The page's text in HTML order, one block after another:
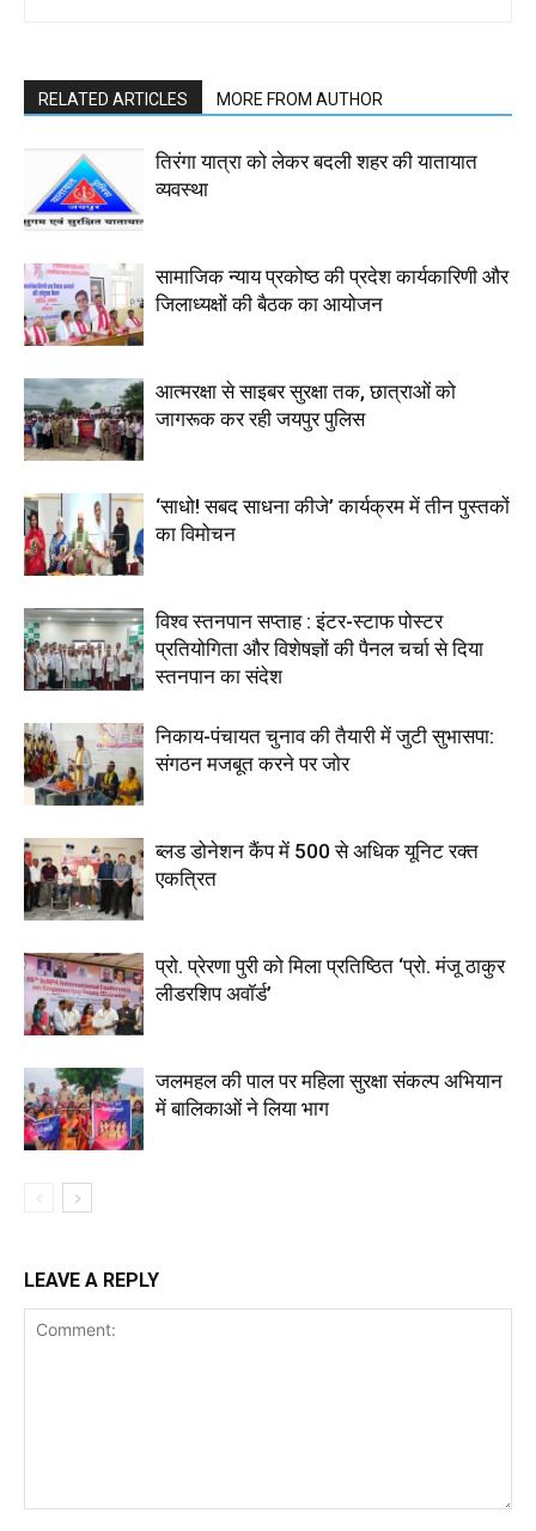
RELATED ARTICLES MORE FROM AUTHOR
तिरंगा यात्रा को लेकर बदली शहर की यातायात
व्यवस्था
सामाजिक न्याय प्रकोष्ठ की प्रदेश कार्यकारिणी और
जिलाध्यक्षों की बैठक का आयोजन
आत्मरक्षा से साइबर सुरक्षा तक, छात्राओं को
जागरूक कर रही जयपुर पुलिस
‘साधो! सबद साधना कीजे’ कार्यक्रम में तीन पुस्तकों
का विमोचन
विश्व स्तनपान सप्ताह : इंटर-स्टाफ पोस्टर
प्रतियोगिता और विशेषज्ञों की पैनल चर्चा से दिया
स्तनपान का संदेश
निकाय-पंचायत चुनाव की तैयारी में जुटी सुभासपा:
संगठन मजबूत करने पर जोर
ब्लड डोनेशन कैंप में 500 से अधिक यूनिट रक्त
एकत्रित
प्रो. प्रेरणा पुरी को मिला प्रतिष्ठित ‘प्रो. मंजू ठाकुर
लीडरशिप अवॉर्ड’
जलमहल की पाल पर महिला सुरक्षा संकल्प अभियान
में बालिकाओं ने लिया भाग
LEAVE A REPLY